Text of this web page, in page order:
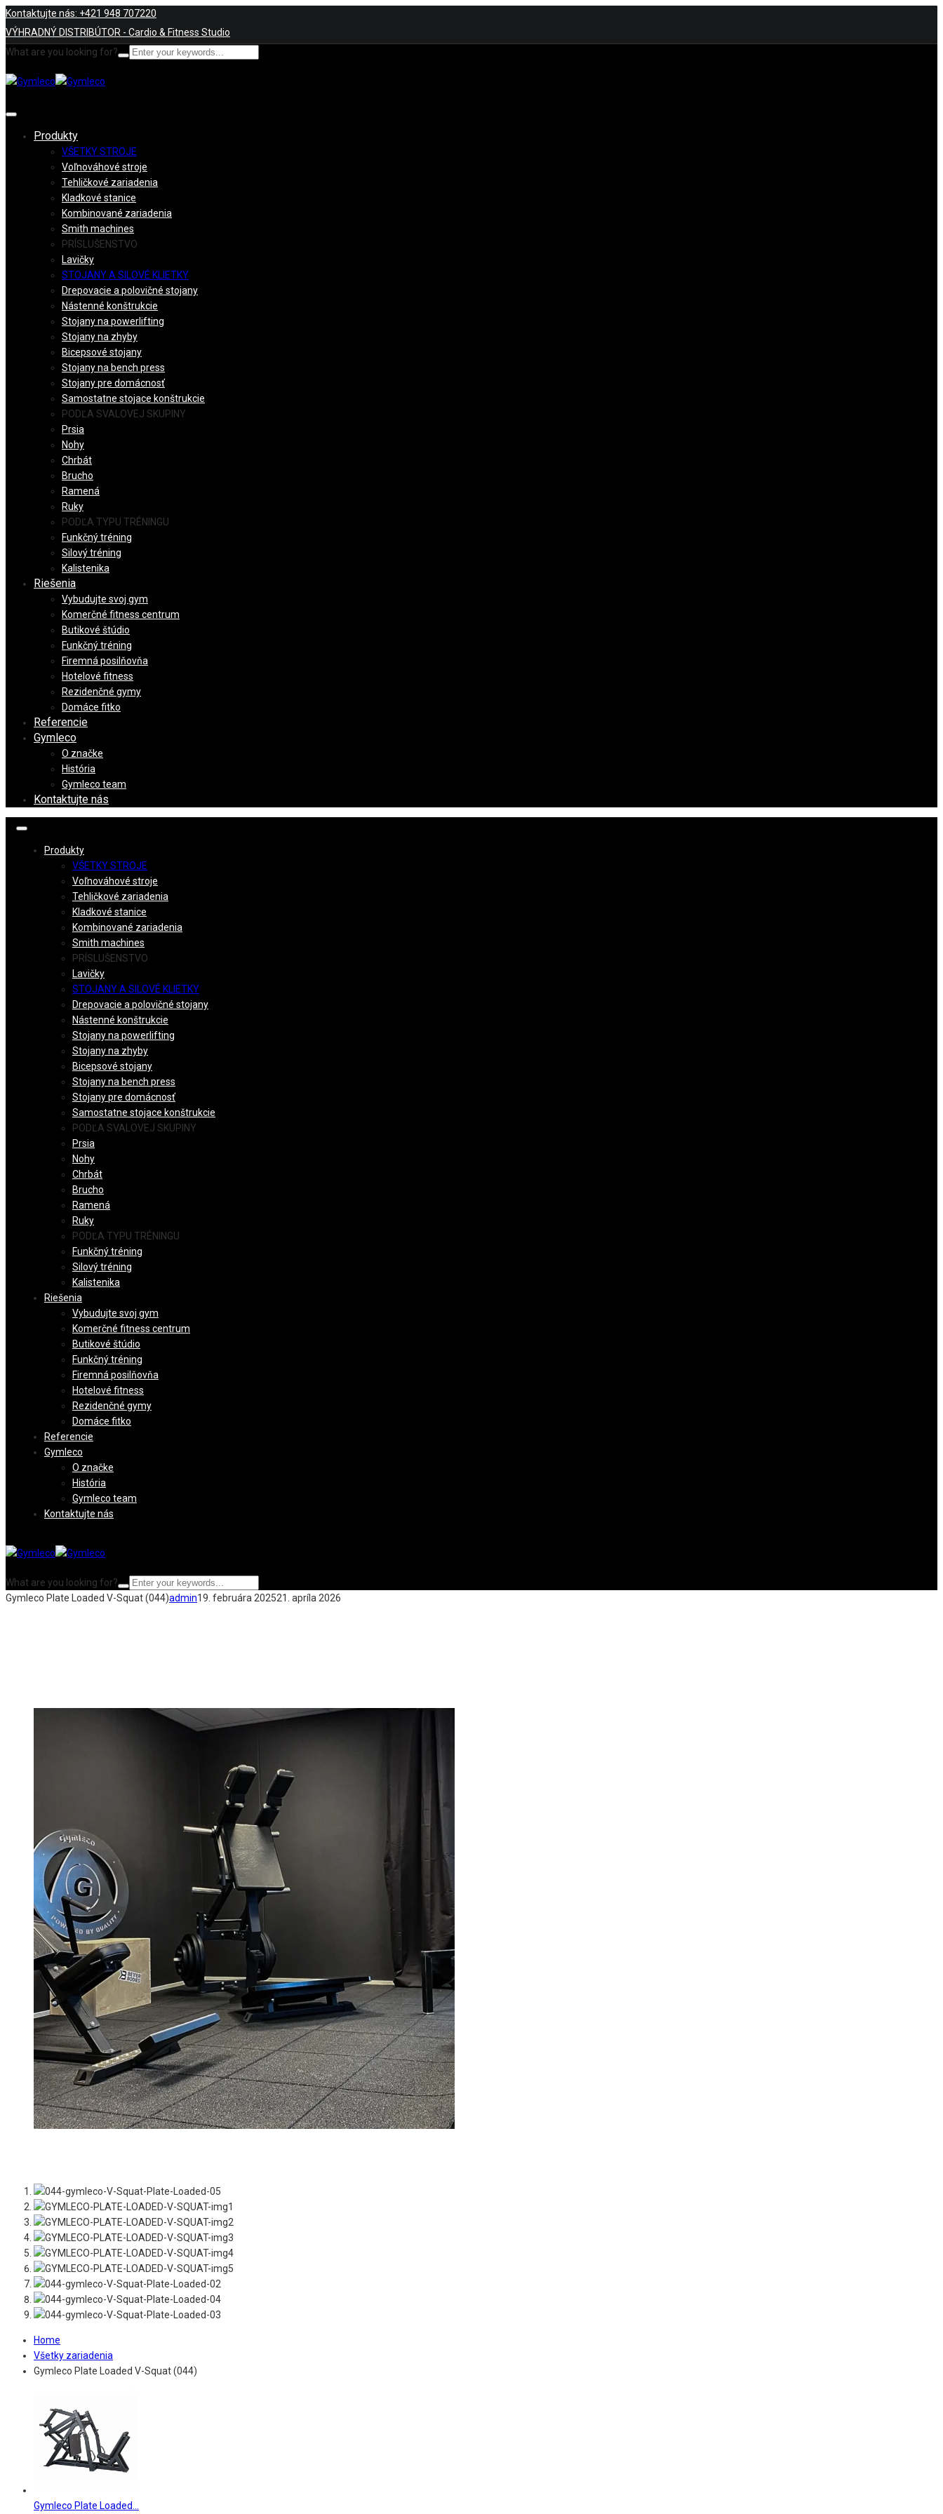
Kontaktujte nás: +421 948 707220
VÝHRADNÝ DISTRIBÚTOR - Cardio & Fitness Studio
What are you looking for?
Produkty
VŠETKY STROJE
Voľnováhové stroje
Tehličkové zariadenia
Kladkové stanice
Kombinované zariadenia
Smith machines
PRÍSLUŠENSTVO
Lavičky
STOJANY A SILOVÉ KLIETKY
Drepovacie a polovičné stojany
Nástenné konštrukcie
Stojany na powerlifting
Stojany na zhyby
Bicepsové stojany
Stojany na bench press
Stojany pre domácnosť
Samostatne stojace konštrukcie
PODĽA SVALOVEJ SKUPINY
Prsia
Nohy
Chrbát
Brucho
Ramená
Ruky
PODĽA TYPU TRÉNINGU
Funkčný tréning
Silový tréning
Kalistenika
Riešenia
Vybudujte svoj gym
Komerčné fitness centrum
Butikové štúdio
Funkčný tréning
Firemná posilňovňa
Hotelové fitness
Rezidenčné gymy
Domáce fitko
Referencie
Gymleco
O značke
História
Gymleco team
Kontaktujte nás
Produkty
VŠETKY STROJE
Voľnováhové stroje
Tehličkové zariadenia
Kladkové stanice
Kombinované zariadenia
Smith machines
PRÍSLUŠENSTVO
Lavičky
STOJANY A SILOVÉ KLIETKY
Drepovacie a polovičné stojany
Nástenné konštrukcie
Stojany na powerlifting
Stojany na zhyby
Bicepsové stojany
Stojany na bench press
Stojany pre domácnosť
Samostatne stojace konštrukcie
PODĽA SVALOVEJ SKUPINY
Prsia
Nohy
Chrbát
Brucho
Ramená
Ruky
PODĽA TYPU TRÉNINGU
Funkčný tréning
Silový tréning
Kalistenika
Riešenia
Vybudujte svoj gym
Komerčné fitness centrum
Butikové štúdio
Funkčný tréning
Firemná posilňovňa
Hotelové fitness
Rezidenčné gymy
Domáce fitko
Referencie
Gymleco
O značke
História
Gymleco team
Kontaktujte nás
What are you looking for?
Gymleco Plate Loaded V-Squat (044)admin19. februára 202521. apríla 2026
Home
Všetky zariadenia
Gymleco Plate Loaded V-Squat (044)
Gymleco Plate Loaded...